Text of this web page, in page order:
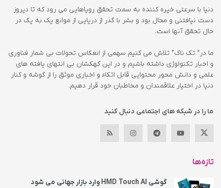
دنیا با سرعتی خیره کننده به سمت تحقق رویاهایی می رود که تا دیروز
دست نیافتنی و محال بود و بشر با گذر از دریایی از موانع یک به یک در
حال تحقق آنها است.
ما در” تک ناک” تلاش می کنیم سهمی از انعکاس تحولات بی شمار فناوری
و اخبار تکنولوژی داشته باشیم و در این کهکشان بی انتهای یافته های
علمی و دانش محور محتوایی قابل اتکاء و اخباری موثق را از گوشه و کنار
دنیا در اختیار علاقمندان و مخاطبان خود قرار دهیم.
ما را در شبکه های اجتماعی دنبال کنید
تازه‌ها
گوشی HMD Touch AI وارد بازار جهانی می‌ شود